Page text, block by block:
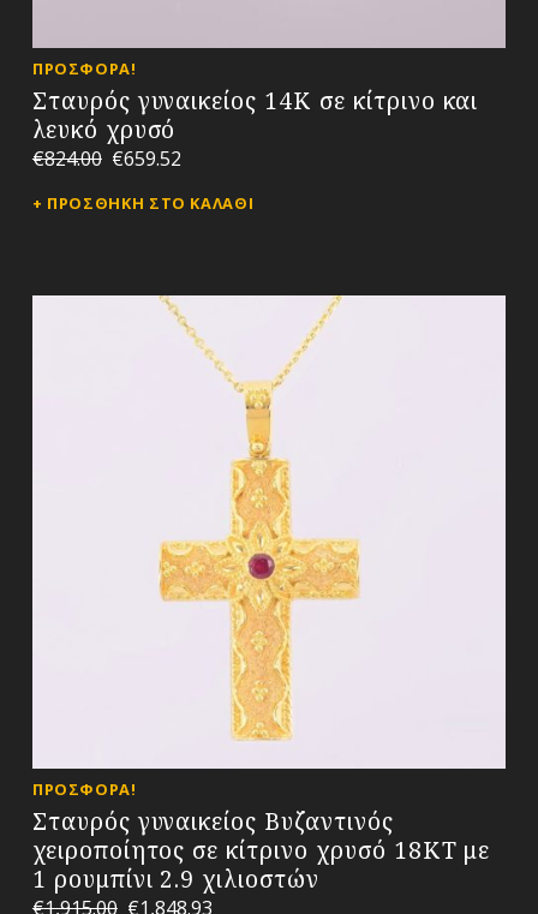
Σταυρός γυναικείος 14Κ σε κίτρινο και
λευκό χρυσό
ΠΡΟΣΦΟΡΆ!
€824.00 €659.52
ΠΡΟΣΘΉΚΗ ΣΤΟ ΚΑΛΆΘΙ
Σταυρός γυναικείος Βυζαντινός
χειροποίητος σε κίτρινο χρυσό 18ΚΤ με
1 ρουμπίνι 2.9 χιλιοστών
ΠΡΟΣΦΟΡΆ!
€1,915.00 €1,848.93